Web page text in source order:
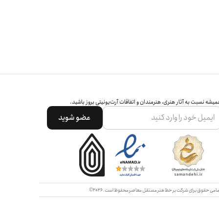
نسبت به آثار هنری، هنرمندان و اتفاقات آرت‌یونیتی بروز باشید.
عضو شوید
حقوق برای شرکت بر خط هنر مستقل معاصر محفوظ است.2026©